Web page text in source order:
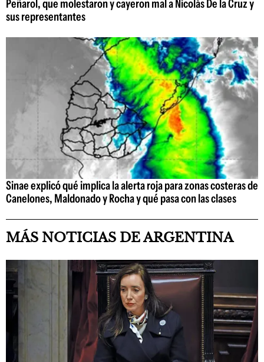
Peñarol, que molestaron y cayeron mal a Nicolás De la Cruz y
sus representantes
Sinae explicó qué implica la alerta roja para zonas costeras de
Canelones, Maldonado y Rocha y qué pasa con las clases
MÁS NOTICIAS DE ARGENTINA